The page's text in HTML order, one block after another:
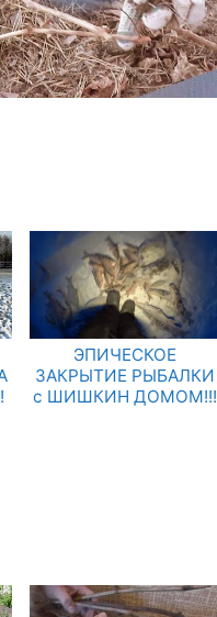
ЭПИЧЕСКОЕ
ЗАКРЫТИЕ РЫБАЛКИ
с ШИШКИН ДОМОМ!!!